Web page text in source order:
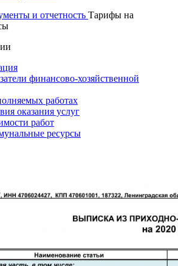
и отчетность Тарифы на
финансово-хозяйственной
работах
оказания услуг
работ
ресурсы